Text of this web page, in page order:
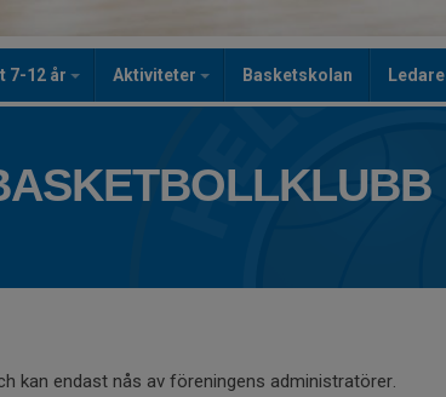
7-12 år Aktiviteter Basketskolan Ledare
kan endast nås av föreningens administratörer.